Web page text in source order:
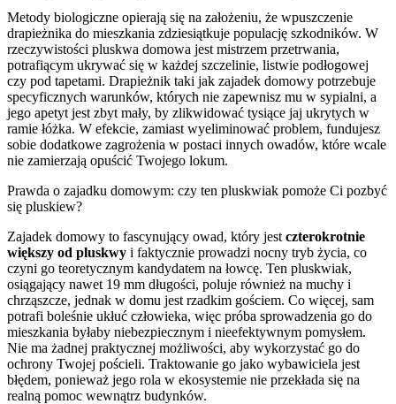
Metody biologiczne opierają się na założeniu, że wpuszczenie
drapieżnika do mieszkania zdziesiątkuje populację szkodników. W
rzeczywistości pluskwa domowa jest mistrzem przetrwania,
potrafiącym ukrywać się w każdej szczelinie, listwie podłogowej
czy pod tapetami. Drapieżnik taki jak zajadek domowy potrzebuje
specyficznych warunków, których nie zapewnisz mu w sypialni, a
jego apetyt jest zbyt mały, by zlikwidować tysiące jaj ukrytych w
ramie łóżka. W efekcie, zamiast wyeliminować problem, fundujesz
sobie dodatkowe zagrożenia w postaci innych owadów, które wcale
nie zamierzają opuścić Twojego lokum.
Prawda o zajadku domowym: czy ten pluskwiak pomoże Ci pozbyć
się pluskiew?
Zajadek domowy to fascynujący owad, który jest czterokrotnie
większy od pluskwy i faktycznie prowadzi nocny tryb życia, co
czyni go teoretycznym kandydatem na łowcę. Ten pluskwiak,
osiągający nawet 19 mm długości, poluje również na muchy i
chrząszcze, jednak w domu jest rzadkim gościem. Co więcej, sam
potrafi boleśnie ukłuć człowieka, więc próba sprowadzenia go do
mieszkania byłaby niebezpiecznym i nieefektywnym pomysłem.
Nie ma żadnej praktycznej możliwości, aby wykorzystać go do
ochrony Twojej pościeli. Traktowanie go jako wybawiciela jest
błędem, ponieważ jego rola w ekosystemie nie przekłada się na
realną pomoc wewnątrz budynków.